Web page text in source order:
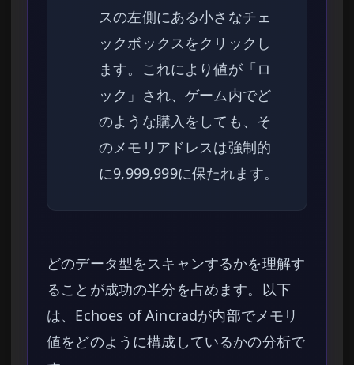
スの左側にある小さなチェ
ックボックスをクリックし
ます。これにより値が「ロ
ック」され、ゲーム内でど
のような購入をしても、そ
のメモリアドレスは強制的
に9,999,999に保たれます。
どのデータ型をスキャンするかを理解す
ることが成功の半分を占めます。以下
は、Echoes of Aincradが内部でメモリ
値をどのように構成しているかの分析で